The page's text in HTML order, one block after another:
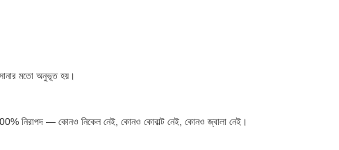
সোনার মতো অনুভূত হয়।
100% নিরাপদ — কোনও নিকেল নেই, কোনও কোবাল্ট নেই, কোনও জ্বালা নেই।